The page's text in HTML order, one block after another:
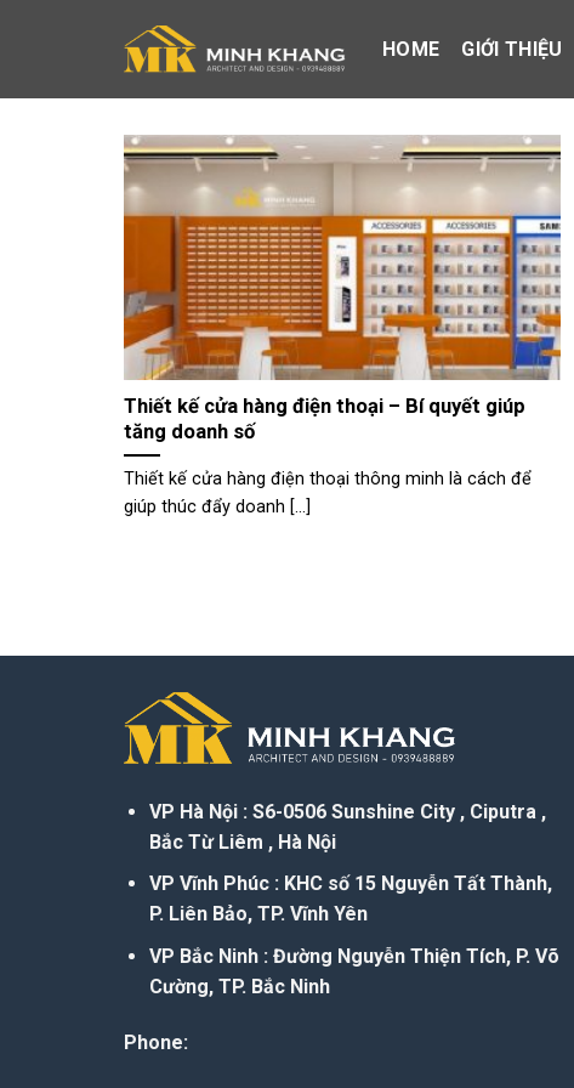
HOME GIỚI THIỆU
Thiết kế cửa hàng điện thoại – Bí quyết giúp
tăng doanh số
Thiết kế cửa hàng điện thoại thông minh là cách để
giúp thúc đẩy doanh [...]
VP Hà Nội : S6-0506 Sunshine City , Ciputra ,
Bắc Từ Liêm , Hà Nội
VP Vĩnh Phúc : KHC số 15 Nguyễn Tất Thành,
P. Liên Bảo, TP. Vĩnh Yên
VP Bắc Ninh : Đường Nguyễn Thiện Tích, P. Võ
Cường, TP. Bắc Ninh
Phone: